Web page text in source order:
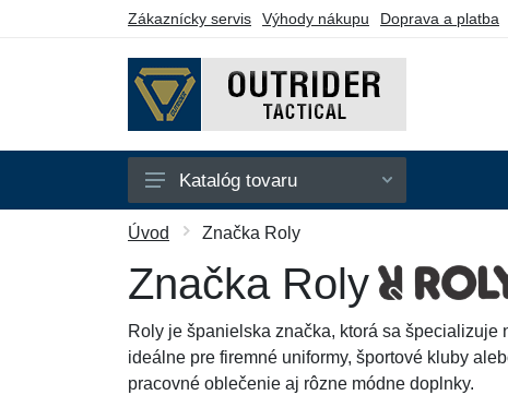
Zákaznícky servis Výhody nákupu Doprava a platba
Bundy
Kraťasy
Mikiny
Nohavice
Katalóg tovaru
Úvod Značka Roly
Značka Roly
Roly je španielska značka, ktorá sa špecializuje
ideálne pre firemné uniformy, športové kluby
pracovné oblečenie aj rôzne módne doplnky.